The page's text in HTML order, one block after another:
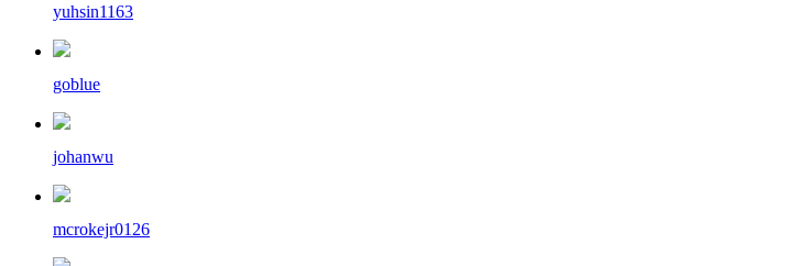
yuhsin1163
goblue
johanwu
mcrokejr0126